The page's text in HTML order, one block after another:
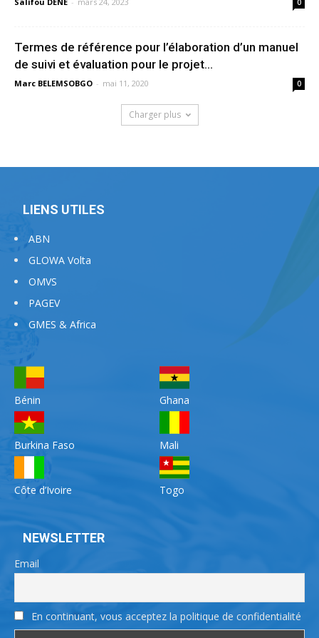
0
Termes de référence pour l’élaboration d’un manuel
de suivi et évaluation pour le projet...
Marc BELEMSOBGO - mai 11, 2020 0
Charger plus
LIENS UTILES
ABN
GLOWA Volta
OMVS
PAGEV
GMES & Africa
Bénin
Burkina Faso
Côte d’Ivoire
Ghana
Mali
Togo
NEWSLETTER
Email
En continuant, vous acceptez la politique de confidentialité